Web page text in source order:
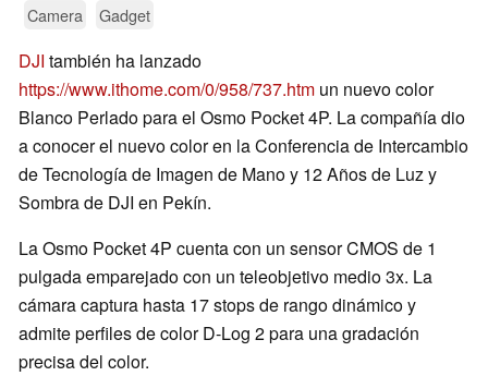
Camera Gadget
DJI también ha lanzado
https://www.ithome.com/0/958/737.htm un nuevo color
Blanco Perlado para el Osmo Pocket 4P. La compañía dio
a conocer el nuevo color en la Conferencia de Intercambio
de Tecnología de Imagen de Mano y 12 Años de Luz y
Sombra de DJI en Pekín.
La Osmo Pocket 4P cuenta con un sensor CMOS de 1
pulgada emparejado con un teleobjetivo medio 3x. La
cámara captura hasta 17 stops de rango dinámico y
admite perfiles de color D-Log 2 para una gradación
precisa del color.